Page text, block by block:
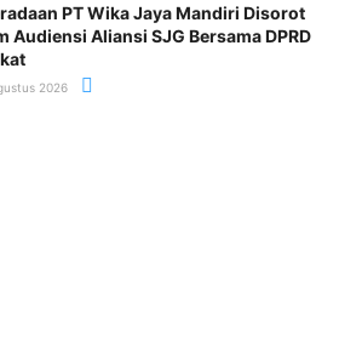
PT Wika Jaya Mandiri Disorot
Audiensi Aliansi SJG Bersama DPRD
2026